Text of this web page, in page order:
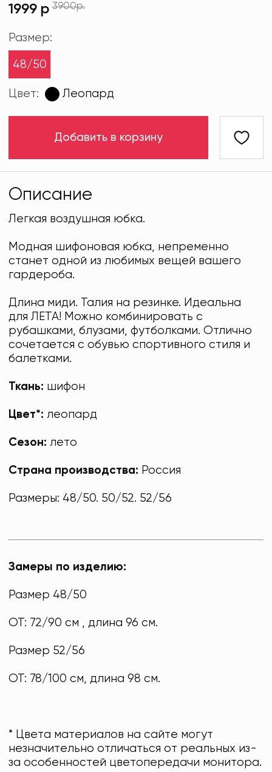
1999 р 3900р.
Размер:
48/50
Цвет: Леопард
Добавить в корзину
Описание
Легкая воздушная юбка.
Модная шифоновая юбка, непременно
станет одной из любимых вещей вашего
гардероба.
Длина миди. Талия на резинке. Идеальна
для ЛЕТА! Можно комбинировать с
рубашками, блузами, футболками. Отлично
сочетается с обувью спортивного стиля и
балетками.
Ткань: шифон
Цвет*: леопард
Сезон: лето
Страна производства: Россия
Размеры: 48/50. 50/52. 52/56
Замеры по изделию:
Размер 48/50
ОТ: 72/90 см , длина 96 см.
Размер 52/56
ОТ: 78/100 см, длина 98 см.
* Цвета материалов на сайте могут
незначительно отличаться от реальных из-
за особенностей цветопередачи монитора.